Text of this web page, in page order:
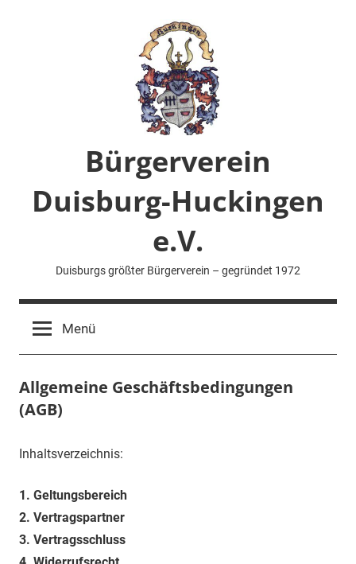
Bürgerverein
Duisburg-Huckingen
e.V.
Duisburgs größter Bürgerverein – gegründet 1972
Menü
Allgemeine Geschäftsbedingungen
(AGB)
Inhaltsverzeichnis:
1. Geltungsbereich
2. Vertragspartner
3. Vertragsschluss